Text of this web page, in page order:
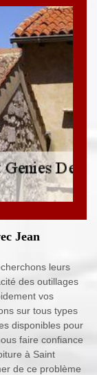
Jean
leurs
des outillages
vos
sur tous types
disponibles pour
faire confiance
à Saint
de ce problème